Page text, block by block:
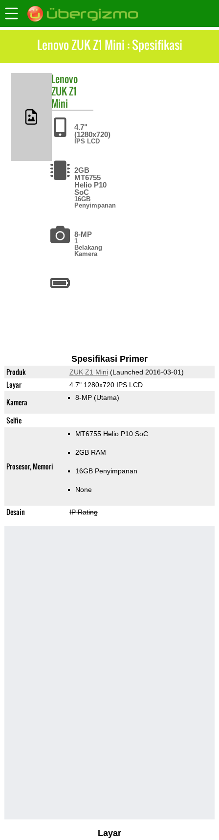
Lenovo ZUK Z1 Mini : Spesifikasi
Lenovo
ZUK Z1
Mini
4.7"
(1280x720)
IPS LCD
2GB
MT6755
Helio P10
SoC
16GB
Penyimpanan
8-MP
1
Belakang
Kamera
Spesifikasi Primer
Produk ZUK Z1 Mini(Launched 2016-03-01)
Layar 4.7" 1280x720 IPS LCD
Kamera 8-MP (Utama)
Selfie
Prosesor, Memori
MT6755 Helio P10 SoC
2GB RAM
16GB Penyimpanan
None
Desain IP Rating
Layar